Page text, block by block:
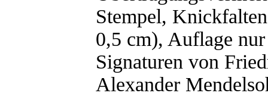
Stempel,
0,5 cm), Auflage
Signaturen von
Alexander